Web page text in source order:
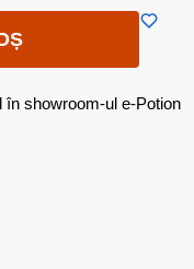
în showroom-ul e-Potion